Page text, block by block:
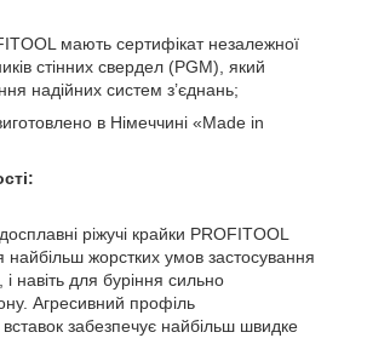
мають сертифікат незалежної
стінних свердел (PGM), який
надійних систем з’єднань;
в Німеччині «Made in
ріжучі крайки PROFITOOL
найбільш жорстких умов застосування
і навіть для буріння сильно
Агресивний профіль
забезпечує найбільш швидке